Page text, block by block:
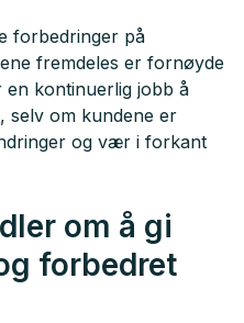
forbedringer på
fremdeles er fornøyde
kontinuerlig jobb å
selv om kundene er
og vær i forkant
om å gi
forbedret